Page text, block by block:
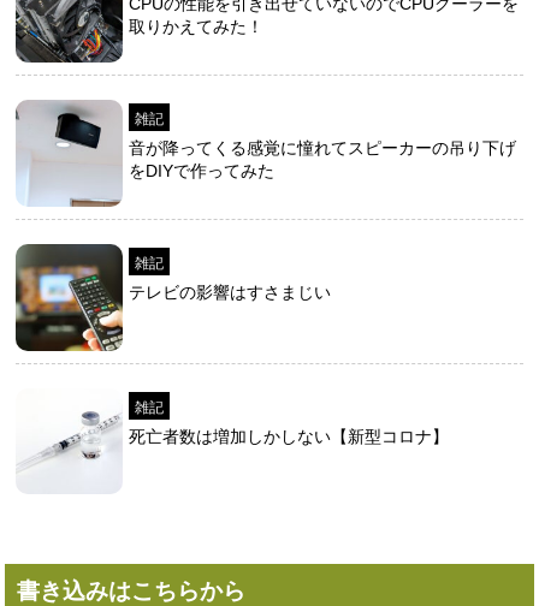
CPUの性能を引き出せていないのでCPUクーラーを
取りかえてみた！
雑記
音が降ってくる感覚に憧れてスピーカーの吊り下げ
をDIYで作ってみた
雑記
テレビの影響はすさまじい
雑記
死亡者数は増加しかしない【新型コロナ】
書き込みはこちらから